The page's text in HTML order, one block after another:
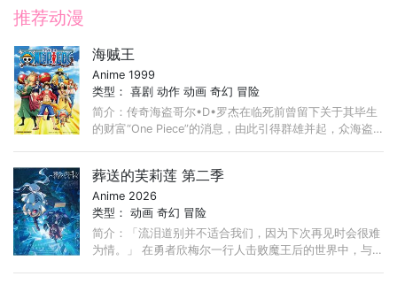
推荐动漫
海贼王
Anime 1999
类型：喜剧 动作 动画 奇幻 冒险
简介：传奇海盗哥尔•D•罗杰在临死前曾留下关于其毕生
的财富“One Piece”的消息，由此引得群雄并起，众海盗
葬送的芙莉莲 第二季
Anime 2026
类型：动画 奇幻 冒险
简介：「流泪道别并不适合我们，因为下次再见时会很难
为情。」 在勇者欣梅尔一行人击败魔王后的世界中，与